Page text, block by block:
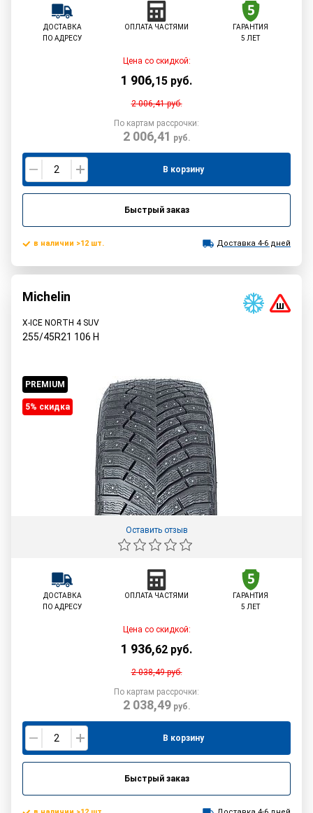
ДОСТАВКА
ПО АДРЕСУ
ОПЛАТА ЧАСТЯМИ
ГАРАНТИЯ
5 ЛЕТ
Цена со скидкой:
1 906,15 руб.
2 006,41руб.
По картам рассрочки:
2 006,41 руб.
В корзину
Быстрый заказ
в наличии >12 шт. Доставка 4-6 дней
Michelin
X-ICE NORTH 4 SUV
255/45R21 106 H
PREMIUM
5% cкидка
Оставить отзыв
ДОСТАВКА
ПО АДРЕСУ
ОПЛАТА ЧАСТЯМИ
ГАРАНТИЯ
5 ЛЕТ
Цена со скидкой:
1 936,62 руб.
2 038,49руб.
По картам рассрочки:
2 038,49руб.
В корзину
Быстрый заказ